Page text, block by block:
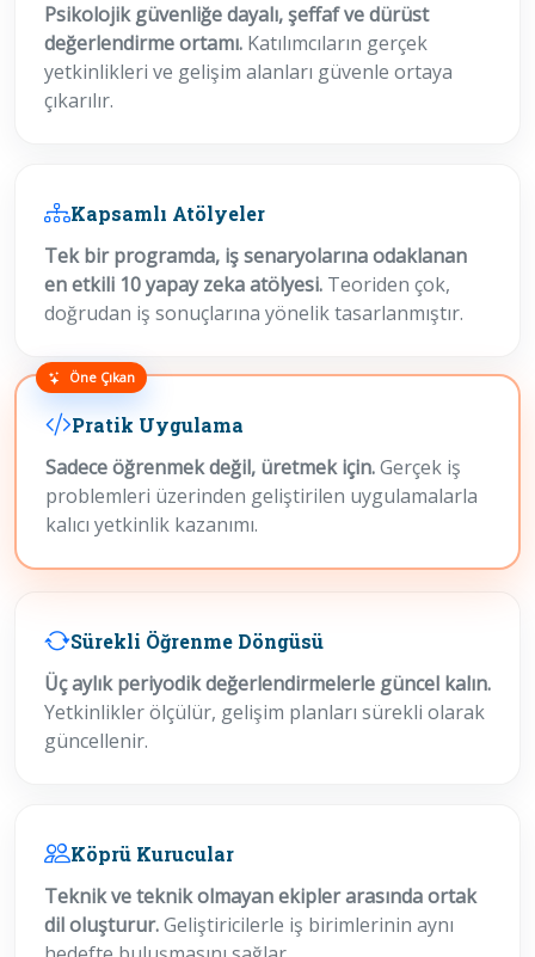
Psikolojik güvenliğe dayalı, şeffaf ve dürüst
değerlendirme ortamı. Katılımcıların gerçek
yetkinlikleri ve gelişim alanları güvenle ortaya
çıkarılır.
Kapsamlı Atölyeler
Tek bir programda, iş senaryolarına odaklanan
en etkili 10 yapay zeka atölyesi. Teoriden çok,
doğrudan iş sonuçlarına yönelik tasarlanmıştır.
Öne Çıkan
Pratik Uygulama
Sadece öğrenmek değil, üretmek için.Gerçek iş
problemleri üzerinden geliştirilen uygulamalarla
kalıcı yetkinlik kazanımı.
Sürekli Öğrenme Döngüsü
Üç aylık periyodik değerlendirmelerle güncel kalın.
Yetkinlikler ölçülür, gelişim planları sürekli olarak
güncellenir.
Köprü Kurucular
Teknik ve teknik olmayan ekipler arasında ortak
dil oluşturur.Geliştiricilerle iş birimlerinin aynı